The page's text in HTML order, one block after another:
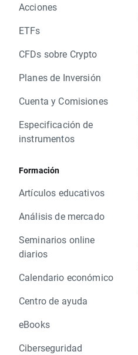
Acciones
ETFs
CFDs sobre Crypto
Planes de Inversión
Cuenta y Comisiones
Especificación de
instrumentos
Formación
Artículos educativos
Análisis de mercado
Seminarios online
diarios
Calendario económico
Centro de ayuda
eBooks
Ciberseguridad